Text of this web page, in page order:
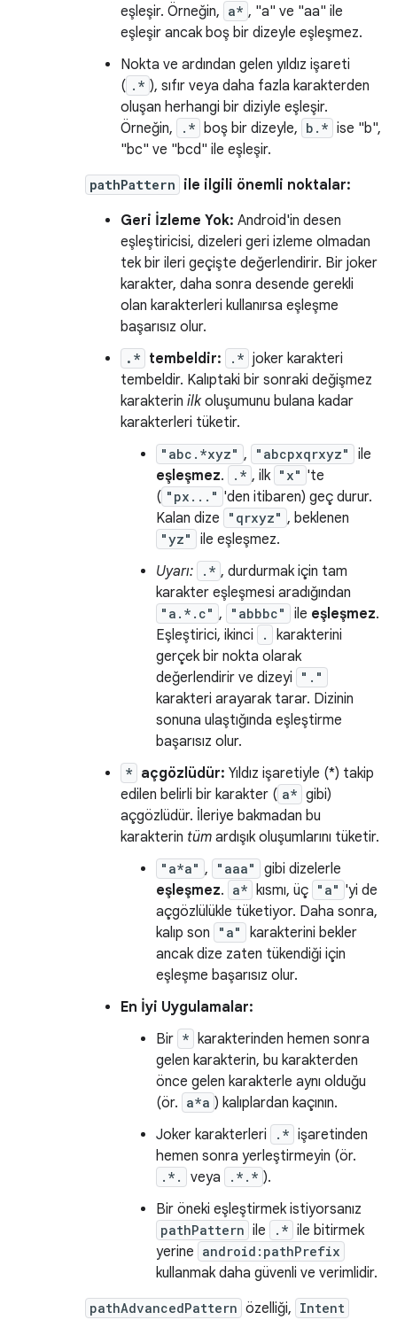
eşleşir. Örneğin, a* , "a" ve "aa" ile
eşleşir ancak boş bir dizeyle eşleşmez.
Nokta ve ardından gelen yıldız işareti
( .* ), sıfır veya daha fazla karakterden
oluşan herhangi bir diziyle eşleşir.
Örneğin,
.* boş bir dizeyle, b.* ise "b",
"bc" ve "bcd" ile eşleşir.
pathPattern ile ilgili önemli noktalar:
Geri İzleme Yok: Android'in desen
eşleştiricisi, dizeleri geri izleme olmadan
tek bir ileri geçişte değerlendirir. Bir joker
karakter, daha sonra desende gerekli
olan karakterleri kullanırsa eşleşme
başarısız olur.
.* tembeldir: .* joker karakteri
tembeldir. Kalıptaki bir sonraki değişmez
karakterin ilkoluşumunu bulana kadar
karakterleri tüketir.
"abc.*xyz" , "abcpxqrxyz"
ile
eşleşmez. .* , ilk "x" 'te
( "px..." 'den itibaren) geç durur.
Kalan dize
"qrxyz" , beklenen
"yz"
ile eşleşmez.
Uyarı:
.* , durdurmak için tam
karakter eşleşmesi aradığından
"a.*.c" , "abbbc" ile eşleşmez.
Eşleştirici, ikinci
.
karakterini
gerçek bir nokta olarak
değerlendirir ve dizeyi
"."
karakteri arayarak tarar. Dizinin
sonuna ulaştığında eşleştirme
başarısız olur.
* açgözlüdür: Yıldız işaretiyle (*) takip
edilen belirli bir karakter ( a* gibi)
açgözlüdür. İleriye bakmadan bu
karakterin tüm ardışık oluşumlarını tüketir.
"a*a" , "aaa"
gibi dizelerle
eşleşmez. a* kısmı, üç "a" 'yi de
açgözlülükle tüketiyor. Daha sonra,
kalıp son
"a"
karakterini bekler
ancak dize zaten tükendiği için
eşleşme başarısız olur.
En İyi Uygulamalar:
Bir * karakterinden hemen sonra
gelen karakterin, bu karakterden
önce gelen karakterle aynı olduğu
(ör. a*a ) kalıplardan kaçının.
Joker karakterleri
.* işaretinden
hemen sonra yerleştirmeyin (ör.
.*. veya .*.* ).
Bir öneki eşleştirmek istiyorsanız
pathPattern ile .* ile bitirmek
yerine android:pathPrefix
kullanmak daha güvenli ve verimlidir.
pathAdvancedPattern özelliği, Intent